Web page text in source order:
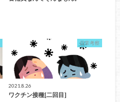
日常考察
2021.8.26
ワクチン接種[二回目]